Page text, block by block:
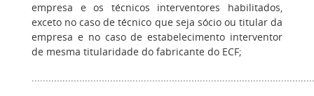
empresa e os técnicos interventores habilitados,
exceto no caso de técnico que seja sócio ou titular da
empresa e no caso de estabelecimento interventor
de mesma titularidade do fabricante do ECF;